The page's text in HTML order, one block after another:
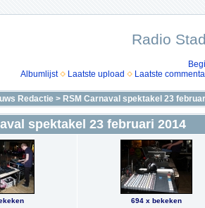
Radio
Albumlijst
Laatste upload Laatste
Redactie > RSM Carnaval spektakel 23
spektakel 23 februari 2014
694 x bekeken